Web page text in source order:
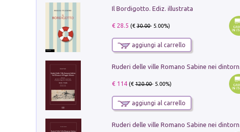
Il Bordigotto. Ediz. illustrata
€ 28.5 (€30.00- 5.00%)
aggiungi al carrello
€ 114(€120.00- 5.00%)
aggiungi al carrello